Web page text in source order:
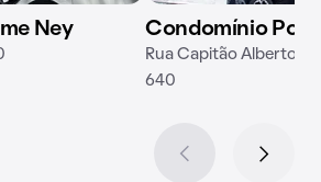
Ney Condomínio
Rua Capitão Alberto
640